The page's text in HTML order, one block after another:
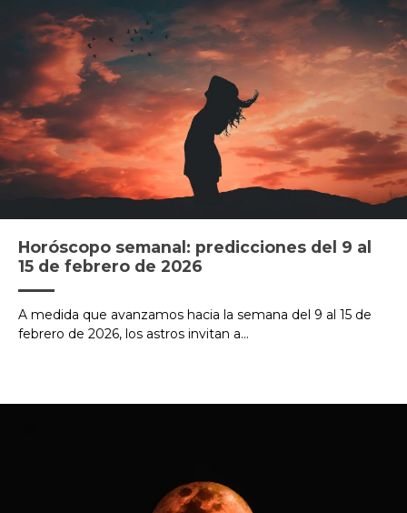
Horóscopo semanal: predicciones del 9 al
15 de febrero de 2026
A medida que avanzamos hacia la semana del 9 al 15 de
febrero de 2026, los astros invitan a...